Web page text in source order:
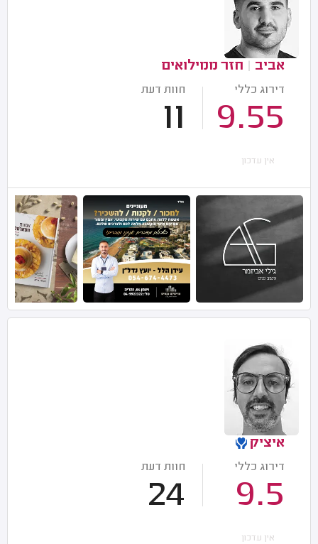
אביב חזר ממילואים
דירוג כללי
9.55
חוות דעת
11
אין עדכון
איציק
דירוג כללי
9.5
חוות דעת
24
אין עדכון